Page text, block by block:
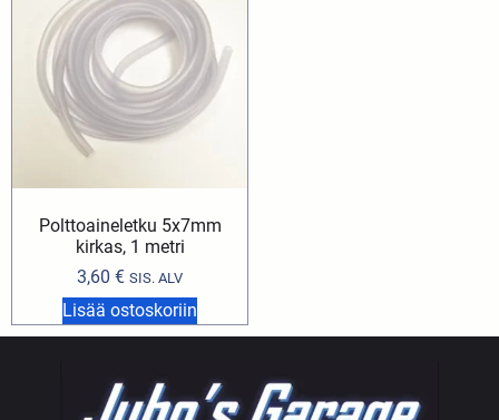
Polttoaineletku 5x7mm
kirkas, 1 metri
3,60 € SIS. ALV
Lisää ostoskoriin